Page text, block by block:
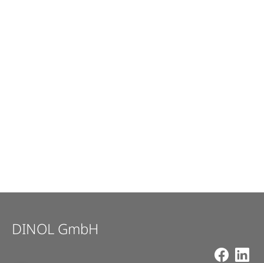
DINOL GmbH